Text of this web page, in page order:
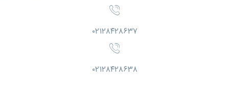
۰۲۱۲۸۴۲۸۶۳۷
۰۲۱۲۸۴۲۸۶۳۸